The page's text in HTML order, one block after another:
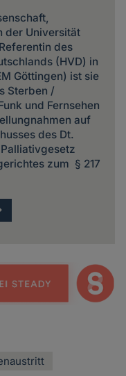
der Universität
des
(HVD) in
Göttingen) ist sie
Sterben /
und Fernsehen
auf
des Dt.
zum § 217